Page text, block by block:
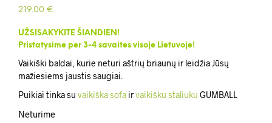
219.00 €
UŽSISAKYKITE ŠIANDIEN!
Pristatysime per 3-4 savaites visoje Lietuvoje!
Vaikiški baldai, kurie neturi aštrių briaunų ir leidžia Jūsų
mažiesiems jaustis saugiai.
Puikiai tinka su vaikiška sofa irvaikišku staliuku GUMBALL
Neturime